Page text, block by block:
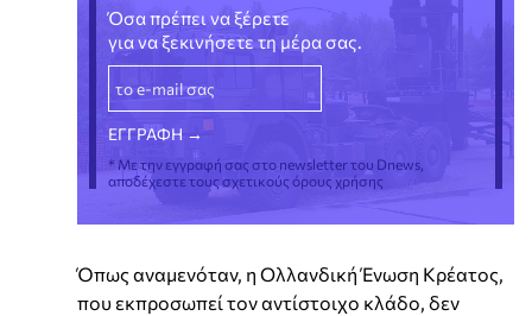
Όσα πρέπει να ξέρετε
για να ξεκινήσετε τη μέρα σας.
* Με την εγγραφή σας στο newsletter του Dnews,
αποδέχεστε τους σχετικούς όρους χρήσης
Όπως αναμενόταν, η Ολλανδική Ένωση Κρέατος,
που εκπροσωπεί τον αντίστοιχο κλάδο, δεν